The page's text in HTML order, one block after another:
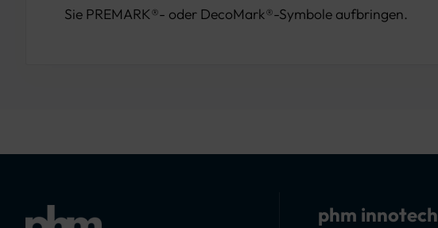
Sie PREMARK®- oder DecoMark®-Symbole aufbringen.
phm innotech